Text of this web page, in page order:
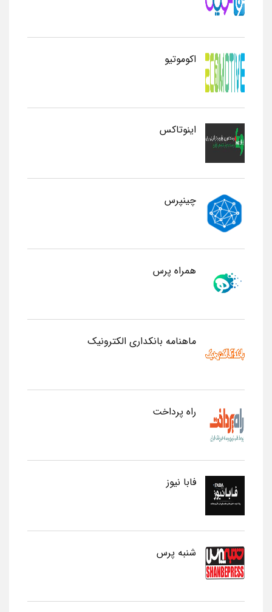
اکوموتیو
اینوتاکس
چینپرس
همراه پرس
ماهنامه بانکداری الکترونیک
راه پرداخت
فابا نیوز
شنبه پرس